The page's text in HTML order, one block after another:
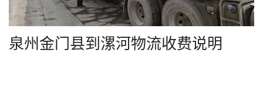
泉州金门县到漯河物流收费说明